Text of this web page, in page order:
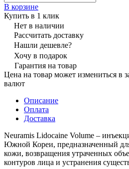
В корзине
Купить в 1 клик
Нет в наличии
Рассчитать доставку
Нашли дешевле?
Хочу в подарок
Гарантия на товар
Цена на товар может измениться в
валют
Описание
Оплата
Доставка
Neuramis Lidocaine Volume –
Южной Кореи, предназначенный
кожи, возвращения утраченных
контуров лица и устранения